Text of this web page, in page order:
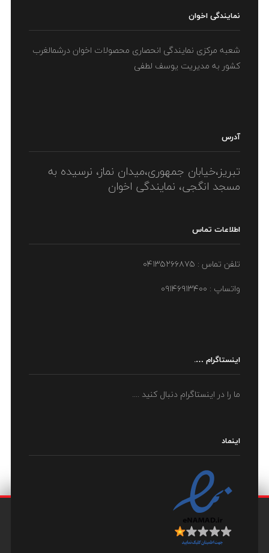
نمایندگی اخوان
شعبه مرکزی نمایندگی انحصاری محصولات اخوان درشمالغرب
کشور به مدیریت یوسف لطفی
آدرس
تبریز،خیابان جمهوری،میدان نماز، نرسیده به
مسجد انگجی، نمایندگی اخوان
اطلاعات تماس
تلفن تماس : ۰۴۱۳۵۲۶۶۸۷۵
واتساپ : ۰۹۱۴۶۹۱۳۴۰۰
اینستاگرام ….
ما را در اینستاگرام دنبال کنید ....
اینماد